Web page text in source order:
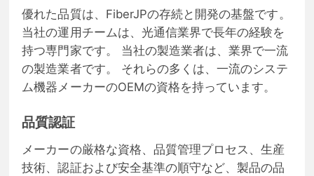
優れた品質は、FiberJPの存続と開発の基盤です。
当社の運用チームは、光通信業界で長年の経験を
持つ専門家です。 当社の製造業者は、業界で一流
の製造業者です。 それらの多くは、一流のシステ
ム機器メーカーのOEMの資格を持っています。
品質認証
メーカーの厳格な資格、品質管理プロセス、生産
技術、認証および安全基準の順守など、製品の品